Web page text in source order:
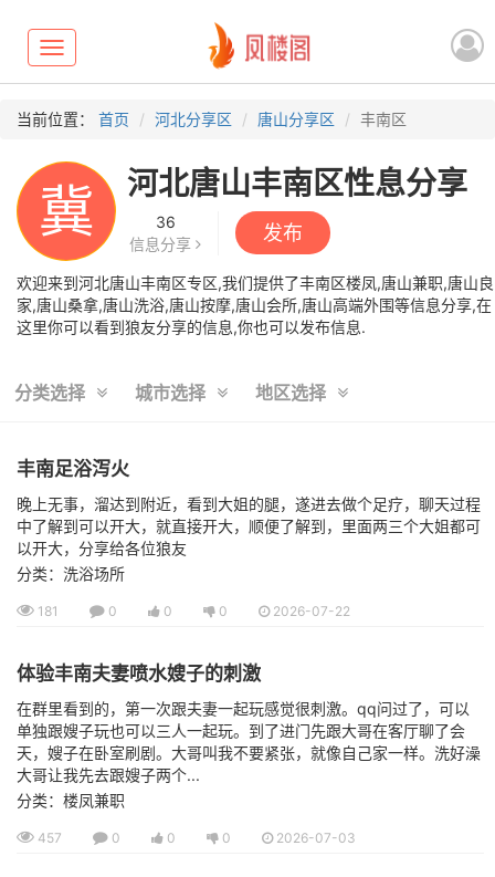
Toggle
navigation
当前位置： 首页 河北分享区 唐山分享区 丰南区
冀 河北唐山丰南区性息分享
36
信息分享
发布
欢迎来到河北唐山丰南区专区,我们提供了丰南区楼凤,唐山兼职,唐山良
家,唐山桑拿,唐山洗浴,唐山按摩,唐山会所,唐山高端外围等信息分享,在
这里你可以看到狼友分享的信息,你也可以发布信息.
分类选择 城市选择 地区选择
丰南足浴泻火
晚上无事，溜达到附近，看到大姐的腿，遂进去做个足疗，聊天过程
中了解到可以开大，就直接开大，顺便了解到，里面两三个大姐都可
以开大，分享给各位狼友
分类：洗浴场所
181 0 0 0 2026-07-22
体验丰南夫妻喷水嫂子的刺激
在群里看到的，第一次跟夫妻一起玩感觉很刺激。qq问过了，可以
单独跟嫂子玩也可以三人一起玩。到了进门先跟大哥在客厅聊了会
天，嫂子在卧室刷剧。大哥叫我不要紧张，就像自己家一样。洗好澡
大哥让我先去跟嫂子两个...
分类：楼凤兼职
457 0 0 0 2026-07-03